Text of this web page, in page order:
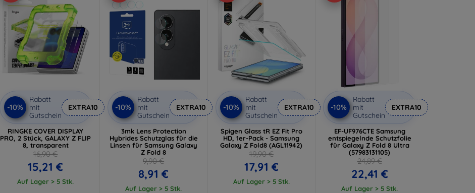
-10%
Rabatt
mit
Gutschein
EXTRA10
RINGKE COVER DISPLAY
PRO, 2 Stück, GALAXY Z FLIP
8, transparent
16,90 €
15,21 €
Auf Lager > 5 Stk.
-10%
Rabatt
mit
Gutschein
EXTRA10
3mk Lens Protection
Hybrides Schutzglas für die
Linsen für Samsung Galaxy
Z Fold 8
9,90 €
8,91 €
Auf Lager > 5 Stk.
-10%
Rabatt
mit
Gutschein
EXTRA10
Spigen Glass tR EZ Fit Pro
HD, 1er-Pack - Samsung
Galaxy Z Fold8 (AGL11942)
19,90 €
17,91 €
Auf Lager > 5 Stk.
-10%
Rabatt
mit
Gutschein
EXTRA10
EF-UF976CTE Samsung
entspiegelnde Schutzfolie
für Galaxy Z Fold 8 Ultra
(57983131105)
24,89 €
22,41 €
Auf Lager > 5 Stk.